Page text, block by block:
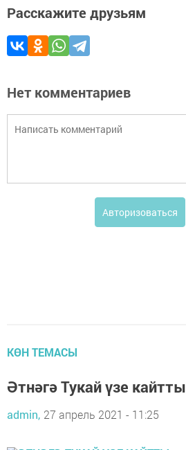
Расскажите друзьям
Нет комментариев
Авторизоваться
КӨН ТЕМАСЫ
Әтнәгә Тукай үзе кайтты
admin, 27 апрель 2021 - 11:25